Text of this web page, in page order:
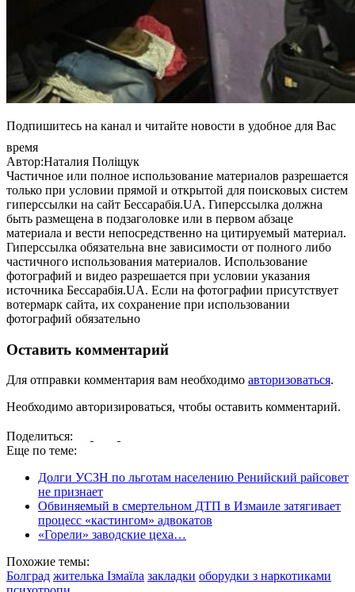
Подпишитесь на канал и читайте новости в удобное для Вас
время
Автор:Наталия Поліщук
Частичное или полное использование материалов разрешается
только при условии прямой и открытой для поисковых систем
гиперссылки на сайт Бессарабія.UA. Гиперссылка должна
быть размещена в подзаголовке или в первом абзаце
материала и вести непосредственно на цитируемый материал.
Гиперссылка обязательна вне зависимости от полного либо
частичного использования материалов. Использование
фотографий и видео разрешается при условии указания
источника Бессарабія.UA. Если на фотографии присутствует
вотермарк сайта, их сохранение при использовании
фотографий обязательно
Оставить комментарий
Для отправки комментария вам необходимо авторизоваться.
Необходимо авторизироваться, чтобы оставить комментарий.
Поделиться:
Еще по теме:
Долги УСЗН по льготам населению Ренийский райсовет
не признает
Обвиняемый в смертельном ДТП в Измаиле затягивает
процесс «кастингом» адвокатов
«Горели» заводские цеха…
Похожие темы:
Болград жителька Ізмаїла закладки оборудки з наркотиками